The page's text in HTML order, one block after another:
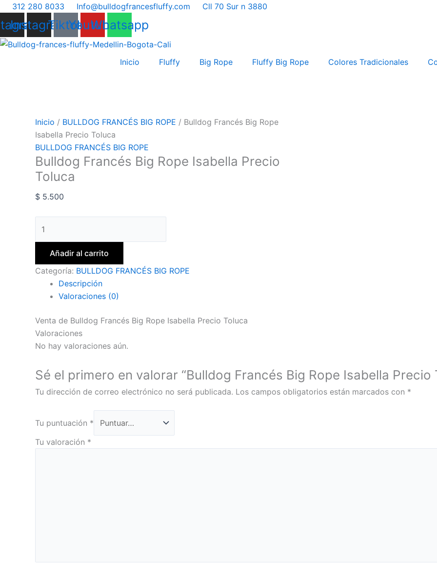
al
contenido
312 280 8033 Info@bulldogfrancesfluffy.com Cll 70 Sur n 3880
Instagram
TiktokYoutube
Whatsapp
Inicio Fluffy Big Rope Fluffy Big Rope Colores Tradicionales
Inicio / BULLDOG FRANCÉS BIG ROPE / Bulldog Francés Big Rope
Isabella Precio Toluca
BULLDOG FRANCÉS BIG ROPE
Bulldog Francés Big Rope Isabella Precio
Toluca
$ 5.500
Bulldog
Francés
Big
Rope
Añadir al carrito
Categoría: BULLDOG FRANCÉS BIG ROPE
Descripción
Valoraciones (0)
Venta de Bulldog Francés Big Rope Isabella Precio Toluca
Valoraciones
No hay valoraciones aún.
Sé el primero en valorar “Bulldog Francés Big Rope Isabella Precio
Tu dirección de correo electrónico no será publicada. Los campos obligatorios están marcados con *
Tu puntuación *
Tu valoración *